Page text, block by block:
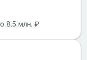
8.5 млн. ₽